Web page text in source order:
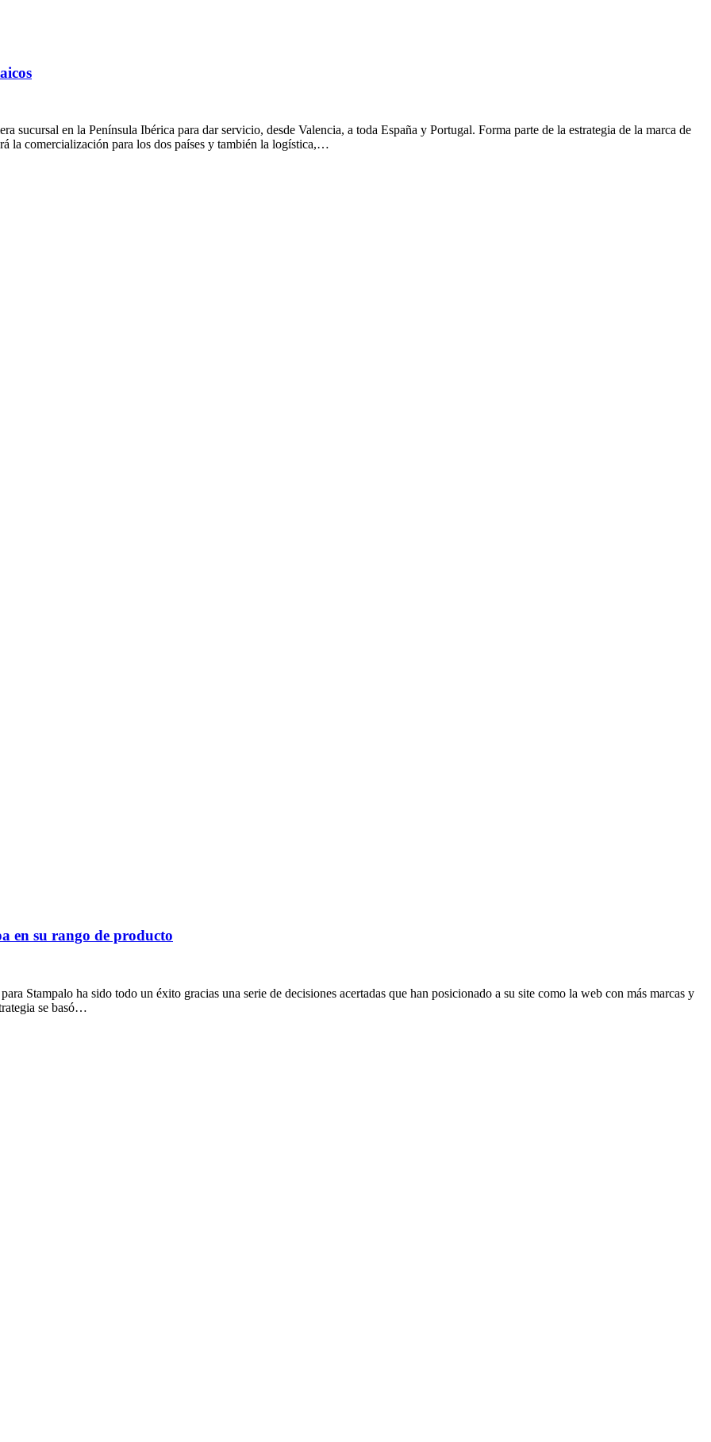
sucursal en la Península Ibérica para dar servicio, desde Valencia, a toda España y Portugal. Forma parte de la estrategia de la marca de
la comercialización para los dos países y también la logística,…
en su rango de producto
Stampalo ha sido todo un éxito gracias una serie de decisiones acertadas que han posicionado a su site como la web con más marcas y
se basó…